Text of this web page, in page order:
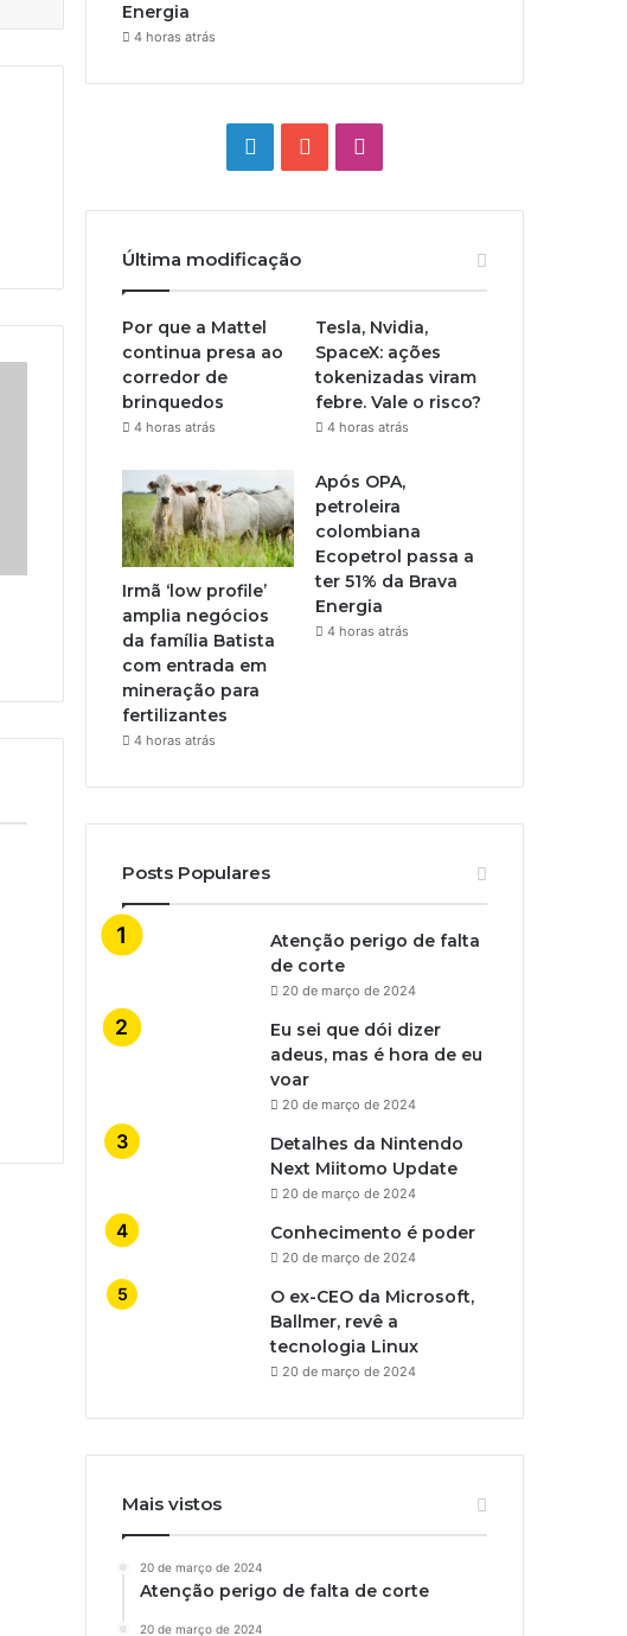
Energia
4 horas atrás
LinkedinYouTube
Última modificação
Por que a Mattel
continua presa ao
corredor de
brinquedos
4 horas atrás
Tesla, Nvidia,
SpaceX: ações
tokenizadas viram
febre. Vale o risco?
4 horas atrás
Irmã ‘low profile’
amplia negócios
da família Batista
com entrada em
mineração para
fertilizantes
4 horas atrás
Após OPA,
petroleira
colombiana
Ecopetrol passa a
ter 51% da Brava
Energia
4 horas atrás
Posts Populares
Atenção perigo de falta
de corte
20 de março de 2024
Eu sei que dói dizer
adeus, mas é hora de eu
voar
20 de março de 2024
Detalhes da Nintendo
Next Miitomo Update
20 de março de 2024
Conhecimento é poder
20 de março de 2024
O ex-CEO da Microsoft,
Ballmer, revê a
tecnologia Linux
20 de março de 2024
Mais vistos
20 de março de 2024
Atenção perigo de falta de corte
20 de março de 2024